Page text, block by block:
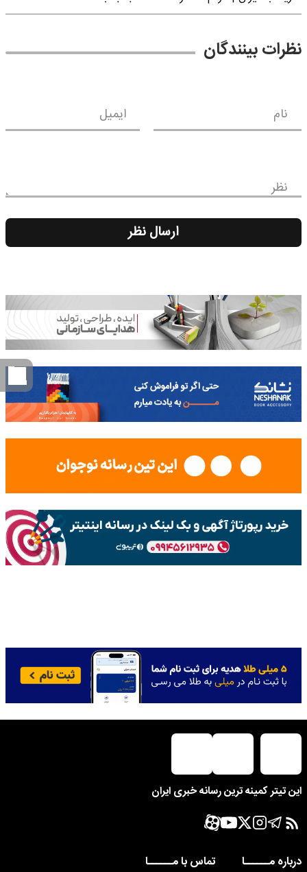
نظرات بینندگان
نام ایمیل
نظر
ارسال نظر
این تیتر کمینه ترین رسانه خبری ایران
درباره مــــــا
تماس با مــــــا